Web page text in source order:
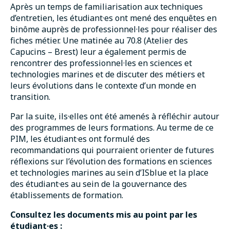
Après un temps de familiarisation aux techniques
d’entretien, les étudiant·es ont mené des enquêtes en
binôme auprès de professionnel·les pour réaliser des
fiches métier. Une matinée au 70.8 (Atelier des
Capucins – Brest) leur a également permis de
rencontrer des professionnel·les en sciences et
technologies marines et de discuter des métiers et
leurs évolutions dans le contexte d’un monde en
transition.
Par la suite, ils·elles ont été amenés à réfléchir autour
des programmes de leurs formations. Au terme de ce
PIM, les étudiant·es ont formulé des
recommandations qui pourraient orienter de futures
réflexions sur l’évolution des formations en sciences
et technologies marines au sein d’ISblue et la place
des étudiant·es au sein de la gouvernance des
établissements de formation.
Consultez les documents mis au point par les
étudiant·es :